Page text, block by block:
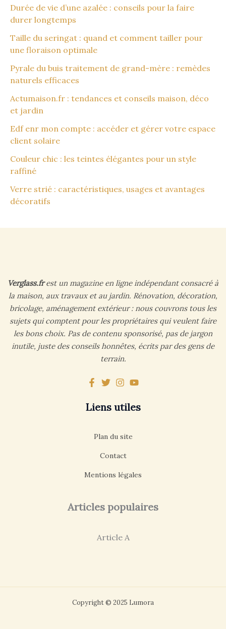
Durée de vie d’une azalée : conseils pour la faire
durer longtemps
Taille du seringat : quand et comment tailler pour
une floraison optimale
Pyrale du buis traitement de grand-mère : remèdes
naturels efficaces
Actumaison.fr : tendances et conseils maison, déco
et jardin
Edf enr mon compte : accéder et gérer votre espace
client solaire
Couleur chic : les teintes élégantes pour un style
raffiné
Verre strié : caractéristiques, usages et avantages
décoratifs
Verglass.frest un magazine en ligne indépendant consacré à
la maison, aux travaux et au jardin. Rénovation, décoration,
bricolage, aménagement extérieur : nous couvrons tous les
sujets qui comptent pour les propriétaires qui veulent faire
les bons choix. Pas de contenu sponsorisé, pas de jargon
inutile, juste des conseils honnêtes, écrits par des gens de
terrain.
Liens utiles
Plan du site
Contact
Mentions légales
Articles populaires
Article A
Copyright © 2025 Lumora